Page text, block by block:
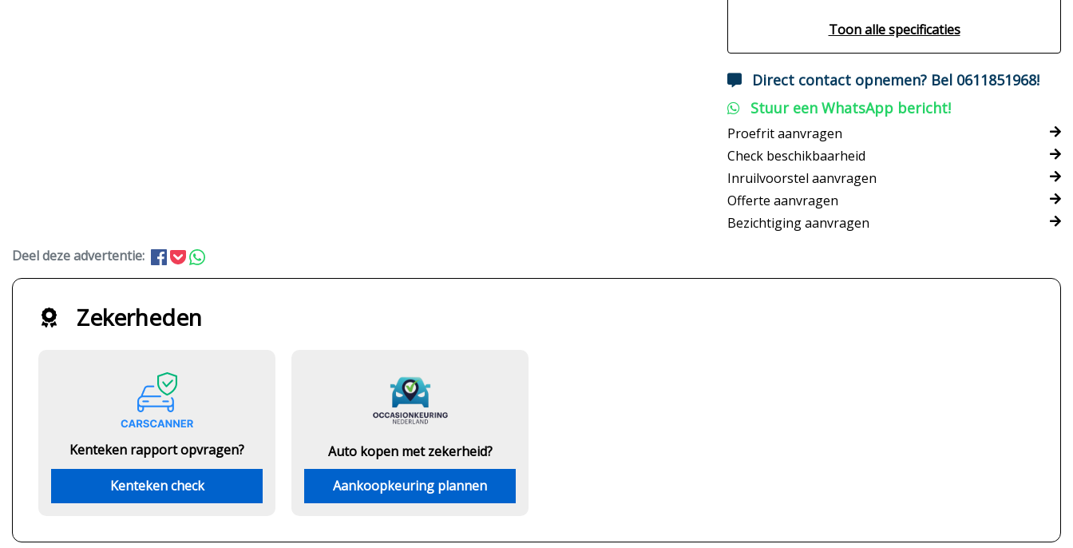
Toon alle specificaties
Direct contact opnemen? Bel 0611851968!
Stuur een WhatsApp bericht!
Proefrit aanvragen
Check beschikbaarheid
Inruilvoorstel aanvragen
Offerte aanvragen
Bezichtiging aanvragen
Deel deze advertentie:
Zekerheden
Kenteken rapport opvragen?
Kenteken check
Auto kopen met zekerheid?
Aankoopkeuring plannen